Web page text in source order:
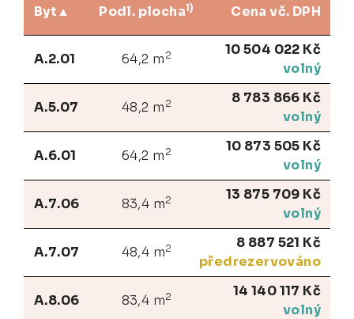
Byt Podl. plocha1) Cena vč. DPH
A.2.01 64,2 m 2
10 504 022 Kč
volný
A.5.07 48,2 m 2
8 783 866 Kč
volný
A.6.01 64,2 m 2
10 873 505 Kč
volný
A.7.06 83,4 m2
13 875 709 Kč
volný
A.7.07 48,4 m2
8 887 521 Kč
předrezervováno
A.8.06 83,4 m2
14 140 117 Kč
volný